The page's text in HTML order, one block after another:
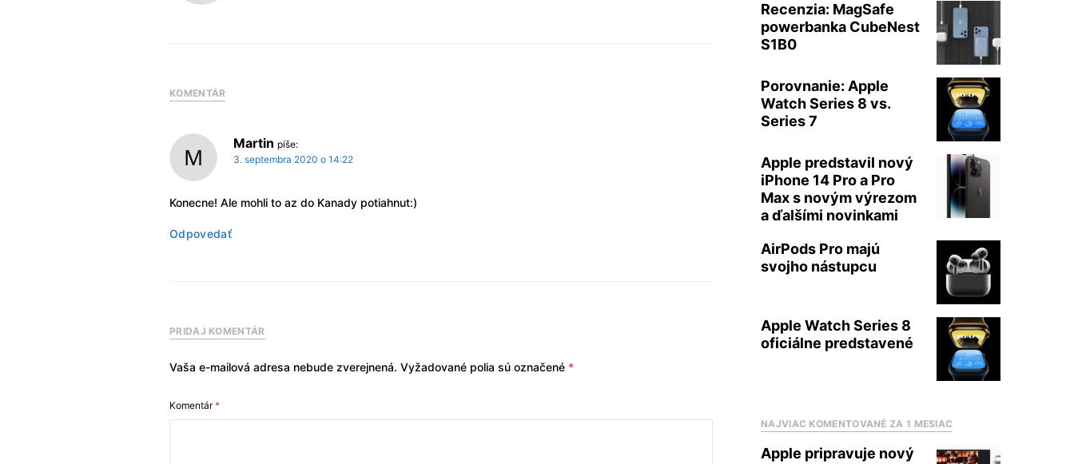
KOMENTÁR
Martin píše:
3. septembra 2020 o 14:22
Konecne! Ale mohli to az do Kanady potiahnut:)
Odpovedať
PRIDAJ KOMENTÁR
Vaša e-mailová adresa nebude zverejnená. Vyžadované polia sú označené *
Komentár*
Recenzia: MagSafe
powerbanka CubeNest
S1B0
Porovnanie: Apple
Watch Series 8 vs.
Series 7
Apple predstavil nový
iPhone 14 Pro a Pro
Max s novým výrezom
a ďalšími novinkami
AirPods Pro majú
svojho nástupcu
Apple Watch Series 8
oficiálne predstavené
NAJVIAC KOMENTOVANÉ ZA 1 MESIAC
Apple pripravuje nový